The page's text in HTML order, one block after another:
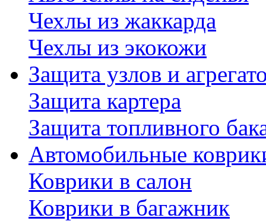
Чехлы из жаккарда
Чехлы из экокожи
Защита узлов и
Защита картера
Защита топливного
Автомобильные
Коврики в салон
Коврики в багажник